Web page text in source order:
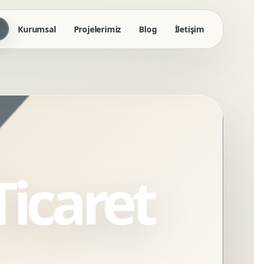
Kurumsal Projelerimiz Blog İletişim